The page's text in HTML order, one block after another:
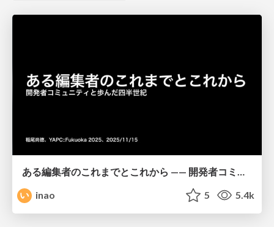
ある編集者のこれまでとこれから —— 開発者コミュニティと歩んだ四半世紀
inao
5 5.4k